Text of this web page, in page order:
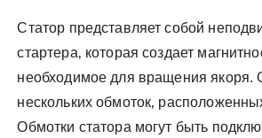
Статор представляет собой
стартера‚ которая создает
необходимое для вращения якоря.
нескольких обмоток‚
Обмотки статора могут быть